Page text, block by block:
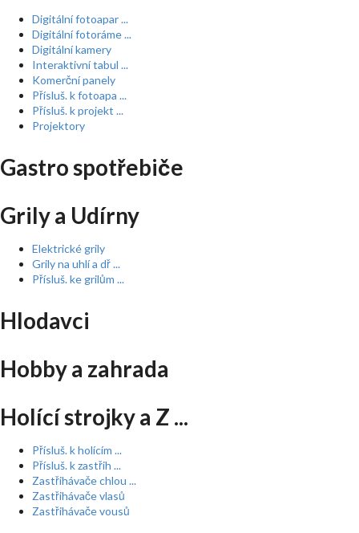
Digitální fotoapar ...
Digitální fotoráme ...
Digitální kamery
Interaktivní tabul ...
Komerční panely
Přísluš. k fotoapa ...
Přísluš. k projekt ...
Projektory
Gastro spotřebiče
Grily a Udírny
Elektrické grily
Grily na uhlí a dř ...
Přísluš. ke grilům ...
Hlodavci
Hobby a zahrada
Holící strojky a Z ...
Přísluš. k holícím ...
Přísluš. k zastřih ...
Zastřihávače chlou ...
Zastřihávače vlasů
Zastřihávače vousů